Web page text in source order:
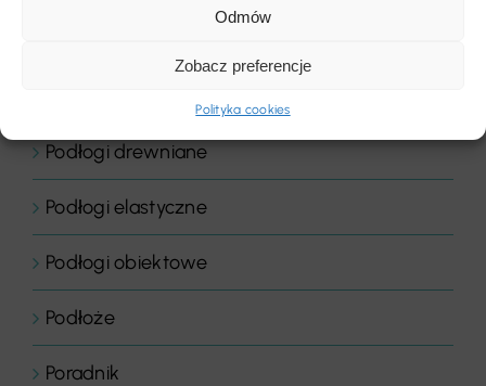
Odmów
Zobacz preferencje
Polityka cookies
Podłogi drewniane
Podłogi elastyczne
Podłogi obiektowe
Podłoże
Poradnik